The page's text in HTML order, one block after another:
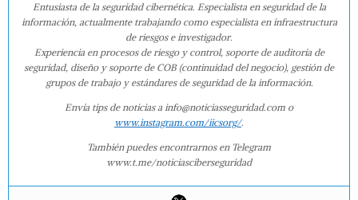
Entusiasta de la seguridad cibernética. Especialista en seguridad de la
información, actualmente trabajando como especialista en infraestructura
de riesgos e investigador.
Experiencia en procesos de riesgo y control, soporte de auditoría de
seguridad, diseño y soporte de COB (continuidad del negocio), gestión de
grupos de trabajo y estándares de seguridad de la información.
Envía tips de noticias a info@noticiasseguridad.com o
www.instagram.com/iicsorg/.
También puedes encontrarnos en Telegram
www.t.me/noticiasciberseguridad